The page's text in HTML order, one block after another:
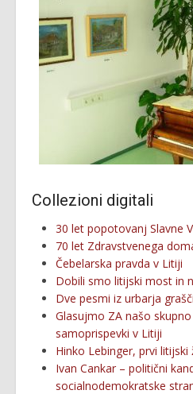
Collezioni digitali
30 let popotovanj Slavne
70 let Zdravstvenega
Čebelarska pravda v Litiji
Dobili smo litijski most in
Dve pesmi iz urbarja
Glasujmo ZA našo
samoprispevki v Litiji
Hinko Lebinger, prvi litijski
Ivan Cankar – politični
socialnodemokratske